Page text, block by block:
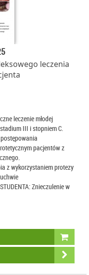
leczenia
leczenie młodej
III i stopniem C.
pacjentów z
z wykorzystaniem protezy
Znieczulenie w